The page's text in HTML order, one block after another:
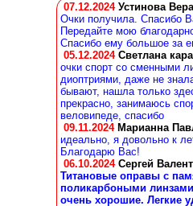
07.12.2024 Устинова Вера
Очки получила. Спасибо
Передайте мою
Спасибо ему большое за
05.12.2024 Светлана
очки спорт со сменными
диоптриями, даже не
бывают, нашла только
прекрасно, занимаюсь
веловипеде, спасибо
09.11.2024 Марианна
идеально, я довольно к
Благодарю Вас!
06.10.2024 Сергей
Титановые оправы с
поликарбоными
очень хорошие. Легкие